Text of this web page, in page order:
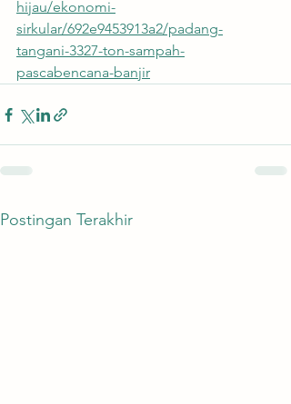
hijau/ekonomi-
sirkular/692e9453913a2/padang-
tangani-3327-ton-sampah-
pascabencana-banjir
Postingan Terakhir